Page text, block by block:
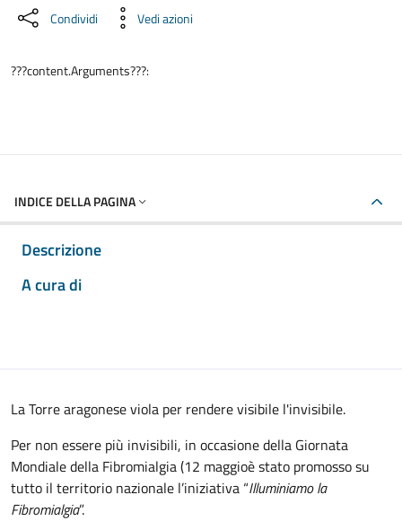
Condividi Vedi azioni
???content.Arguments???:
INDICE DELLA PAGINA
Descrizione
A cura di
La Torre aragonese viola per rendere visibile l'invisibile.
Per non essere più invisibili, in occasione della Giornata
Mondiale della Fibromialgia (12 maggioè stato promosso su
tutto il territorio nazionale l’iniziativa “Illuminiamo la
Fibromialgia”.